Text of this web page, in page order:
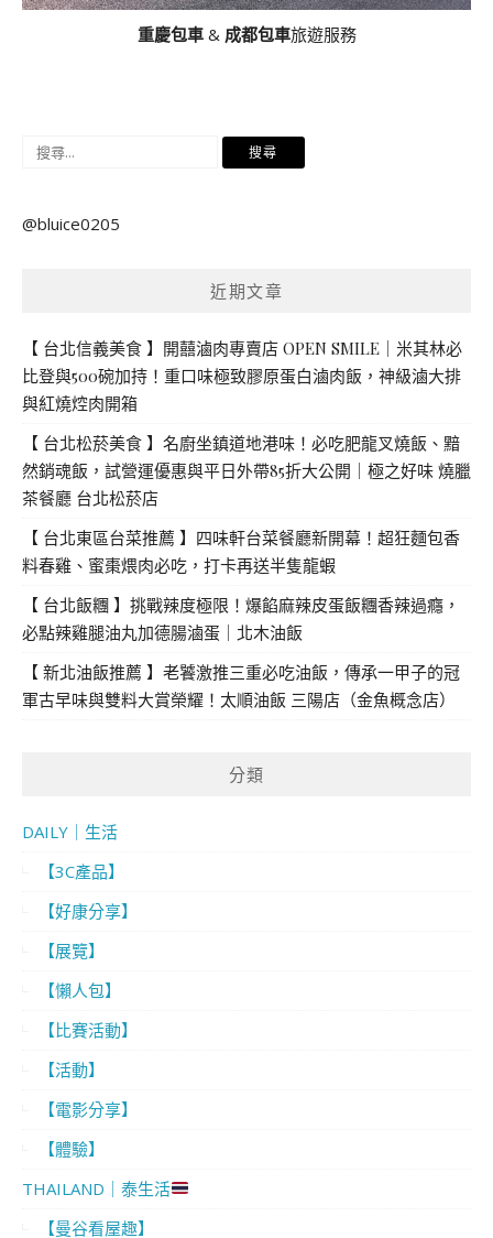
重慶包車& 成都包車旅遊服務
搜
鍵
@bluice0205
近期文章
【 台北信義美食 】開囍滷肉專賣店 OPEN SMILE｜米其林必
比登與500碗加持！重口味極致膠原蛋白滷肉飯，神級滷大排
與紅燒焢肉開箱
【 台北松菸美食 】名廚坐鎮道地港味！必吃肥龍叉燒飯、黯
然銷魂飯，試營運優惠與平日外帶85折大公開｜極之好味 燒臘
茶餐廳 台北松菸店
【 台北東區台菜推薦 】四味軒台菜餐廳新開幕！超狂麵包香
料春雞、蜜棗煨肉必吃，打卡再送半隻龍蝦
【 台北飯糰 】挑戰辣度極限！爆餡麻辣皮蛋飯糰香辣過癮，
必點辣雞腿油丸加德腸滷蛋｜北木油飯
【 新北油飯推薦 】老饕激推三重必吃油飯，傳承一甲子的冠
軍古早味與雙料大賞榮耀！太順油飯 三陽店（金魚概念店）
分類
DAILY｜生活
【3C產品】
【好康分享】
【展覽】
【懶人包】
【比賽活動】
【活動】
【電影分享】
【體驗】
THAILAND｜泰生活
【曼谷看屋趣】